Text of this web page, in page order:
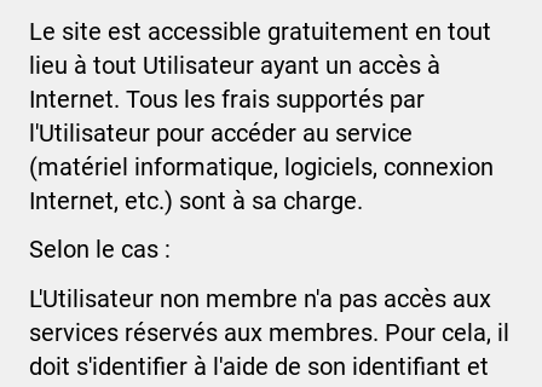
Le site est accessible gratuitement en tout
lieu à tout Utilisateur ayant un accès à
Internet. Tous les frais supportés par
l'Utilisateur pour accéder au service
(matériel informatique, logiciels, connexion
Internet, etc.) sont à sa charge.
Selon le cas :
L'Utilisateur non membre n'a pas accès aux
services réservés aux membres. Pour cela, il
doit s'identifier à l'aide de son identifiant et